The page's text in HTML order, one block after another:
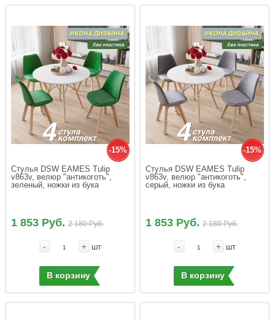
-15%
Стулья DSW EAMES Tulip
v863v, велюр "антикоготь",
зеленый, ножки из бука
1 853 Руб.2 180 Руб.
- + шт
В корзину
-15%
Стулья DSW EAMES Tulip
v863v, велюр "антикоготь",
серый, ножки из бука
1 853 Руб.2 180 Руб.
- + шт
В корзину